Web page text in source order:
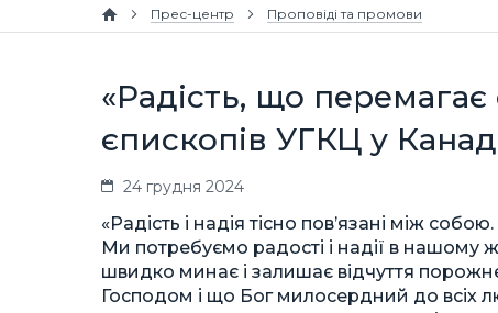
Прес-центр Проповіді та промови
«Радість, що
єпископів УГКЦ у
24 грудня 2024
«Радість і надія тісно пов’язані між
Ми потребуємо радості і надії в нашому
швидко минає і залишає відчуття
Господом і що Бог милосердний до всіх